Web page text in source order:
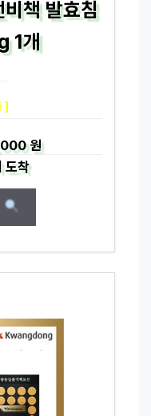
책 발효침
1개
]
원
도착